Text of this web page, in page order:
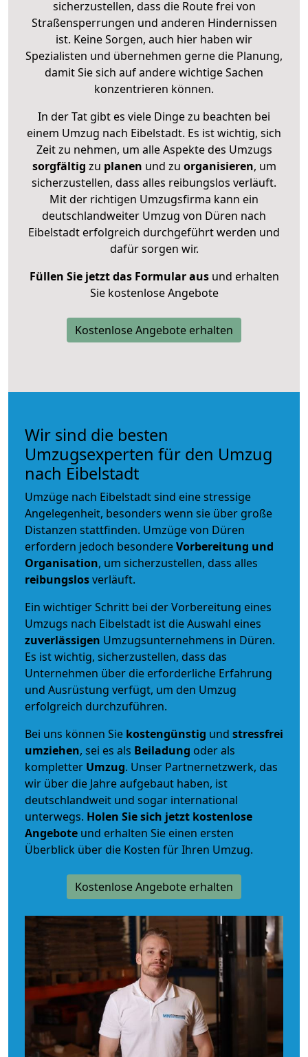
sicherzustellen, dass die Route frei von
Straßensperrungen und anderen Hindernissen
ist. Keine Sorgen, auch hier haben wir
Spezialisten und übernehmen gerne die Planung,
damit Sie sich auf andere wichtige Sachen
konzentrieren können.
In der Tat gibt es viele Dinge zu beachten bei
einem Umzug nach Eibelstadt. Es ist wichtig, sich
Zeit zu nehmen, um alle Aspekte des Umzugs
sorgfältig zu planen und zu organisieren, um
sicherzustellen, dass alles reibungslos verläuft.
Mit der richtigen Umzugsfirma kann ein
deutschlandweiter Umzug von Düren nach
Eibelstadt erfolgreich durchgeführt werden und
dafür sorgen wir.
Füllen Sie jetzt das Formular ausund erhalten
Sie kostenlose Angebote
Kostenlose Angebote erhalten
Wir sind die besten
Umzugsexperten für den Umzug
nach Eibelstadt
Umzüge nach Eibelstadt sind eine stressige
Angelegenheit, besonders wenn sie über große
Distanzen stattfinden. Umzüge von Düren
erfordern jedoch besondereVorbereitung und
Organisation, um sicherzustellen, dass alles
reibungslosverläuft.
Ein wichtiger Schritt bei der Vorbereitung eines
Umzugs nach Eibelstadt ist die Auswahl eines
zuverlässigen Umzugsunternehmens in Düren.
Es ist wichtig, sicherzustellen, dass das
Unternehmen über die erforderliche Erfahrung
und Ausrüstung verfügt, um den Umzug
erfolgreich durchzuführen.
Bei uns können Sie kostengünstig und stressfrei
umziehen, sei es als Beiladung oder als
kompletter Umzug. Unser Partnernetzwerk, das
wir über die Jahre aufgebaut haben, ist
deutschlandweit und sogar international
unterwegs. Holen Sie sich jetzt kostenlose
Angebote und erhalten Sie einen ersten
Überblick über die Kosten für Ihren Umzug.
Kostenlose Angebote erhalten